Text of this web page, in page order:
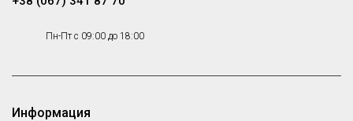
Пн-Пт с 09:00 до 18:00
Информация